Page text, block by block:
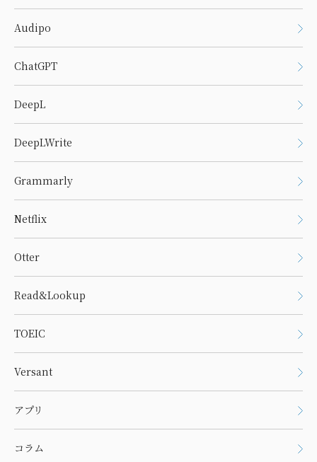
Audipo
ChatGPT
DeepL
DeepLWrite
Grammarly
Netflix
Otter
Read&Lookup
TOEIC
Versant
アプリ
コラム